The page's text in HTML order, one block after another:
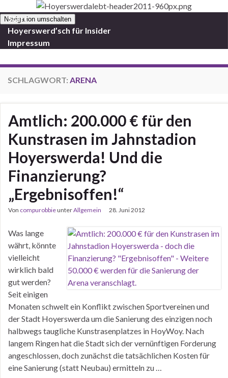
Navigation umschalten
Start
Hoyerswerd’sch für Insider
Impressum
SCHLAGWORT: ARENA
Amtlich: 200.000 € für den
Kunstrasen im Jahnstadion
Hoyerswerda! Und die
Finanzierung?
„Ergebnisoffen!“
Von compurobbieunterAllgemein 28. Juni 2012
Was lange
währt, könnte
vielleicht
wirklich bald
gut werden?
Seit einigen
Monaten schwelt ein Konflikt zwischen Sportvereinen und
der Stadt Hoyerswerda um die Sanierung des einzigen noch
halbwegs taugliche Kunstrasenplatzes in HoyWoy. Nach
langem Ringen hat die Stadt sich der vernünftigen Forderung
angeschlossen, doch zunächst die tatsächlichen Kosten für
eine Sanierung (statt Neubau) ermitteln zu …